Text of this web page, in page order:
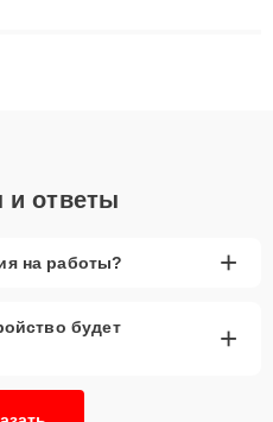
и ответы
на работы? +
будет
+